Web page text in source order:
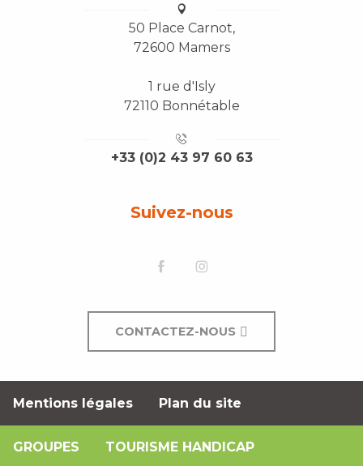
50 Place Carnot,
72600 Mamers
1 rue d'Isly
72110 Bonnétable
+33 (0)2 43 97 60 63
Suivez-nous
CONTACTEZ-NOUS
Mentions légales Plan du site
GROUPES TOURISME HANDICAP